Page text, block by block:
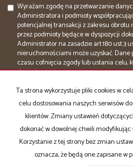
Wyrażam zgodę na przetwarzanie
Administratora i podmioty
potencjalnej transakcji z zakresu
przez podmioty będące w dyspozycji
Administrator na zasadzie art.180 ust.3
nieruchomościami może uzyskać.
czasu cofnięcia zgody lub ustania celu,
danych.
Wyrażam zgodę na przetwarzanie
wykorzystaniem urządzeń
materiałów reklamowych oraz usług
Administratora.
Ta strona wykorzystuje pliki cookies w
celu dostosowania naszych serwisów
klientów. Zmiany ustawień
dokonać w dowolnej chwili
Korzystanie z tej strony bez zmian
oznacza, że będą one zapisane w